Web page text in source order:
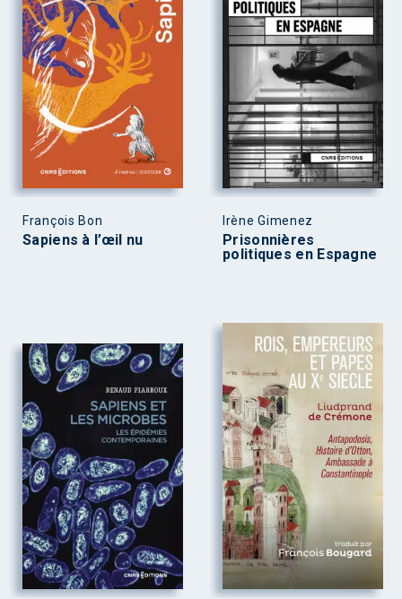
François Bon
Sapiens à l’œil nu
Irène Gimenez
Prisonnières
politiques en Espagne